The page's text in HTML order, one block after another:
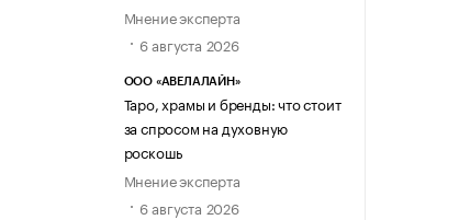
Мнение эксперта
6 августа 2026
ООО «АВЕЛАЛАЙН»
Таро, храмы и бренды: что стоит
за спросом на духовную
роскошь
Мнение эксперта
6 августа 2026